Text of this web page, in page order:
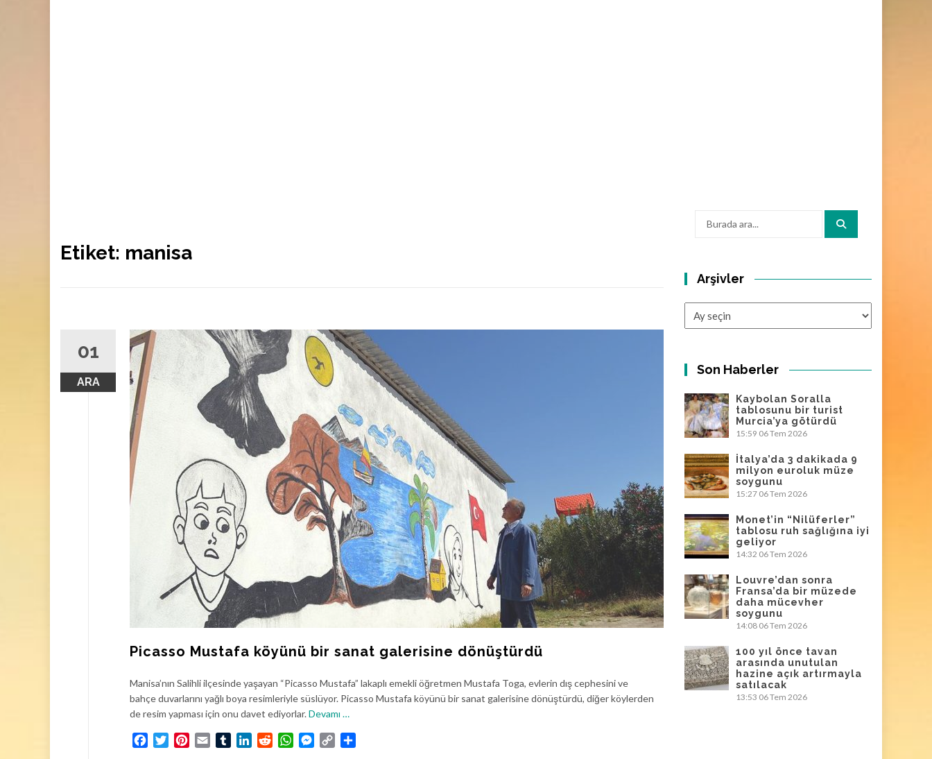
Etiket: manisa
01
ARA
Picasso Mustafa köyünü bir sanat galerisine dönüştürdü
Manisa’nın Salihli ilçesinde yaşayan “Picasso Mustafa” lakaplı emekli öğretmen Mustafa Toga, evlerin dış cephesini ve
bahçe duvarlarını yağlı boya resimleriyle süslüyor. Picasso Mustafa köyünü bir sanat galerisine dönüştürdü, diğer köylerden
de resim yapması için onu davet ediyorlar.Devamı
k
…
FacebookTwitterPinterest
Email TumblrLinkedInRedditWhatsApp
Messenger
Copy
Arşivler
Son Haberler
Kaybolan Soralla
tablosunu bir turist
Murcia’ya götürdü
15:59 06 Tem 2026
İtalya’da 3 dakikada 9
milyon euroluk müze
soygunu
15:27 06 Tem 2026
Monet’in “Nilüferler”
tablosu ruh sağlığına iyi
geliyor
14:32 06 Tem 2026
Louvre’dan sonra
Fransa’da bir müzede
daha mücevher
soygunu
14:08 06 Tem 2026
100 yıl önce tavan
arasında unutulan
hazine açık artırmayla
satılacak
13:53 06 Tem 2026